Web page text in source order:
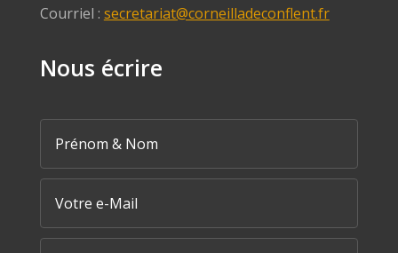
Courriel : secretariat@corneilladeconflent.fr
Nous écrire